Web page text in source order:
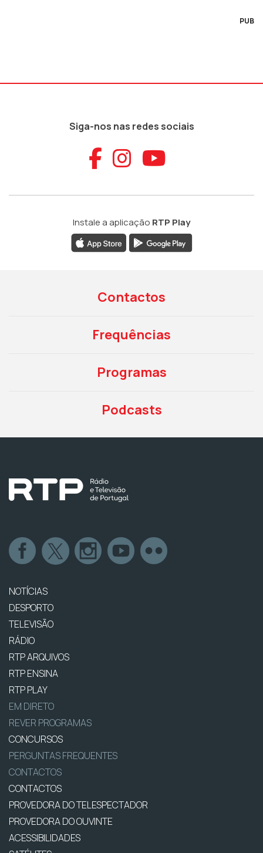
PUB
Siga-nos nas redes sociais
Aceder ao
Aceder ao
Aceder
Instale a aplicação RTP Play
Contactos
Frequências
Programas
Podcasts
NOTÍCIAS
DESPORTO
TELEVISÃO
RÁDIO
RTP ARQUIVOS
RTP ENSINA
RTP PLAY
EM DIRETO
REVER PROGRAMAS
CONCURSOS
PERGUNTAS FREQUENTES
CONTACTOS
CONTACTOS
PROVEDORA DO TELESPECTADOR
PROVEDORA DO OUVINTE
ACESSIBILIDADES